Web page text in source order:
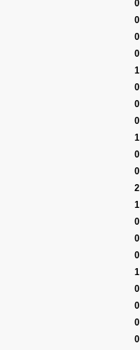
0
0
0
0
1
0
0
0
1
0
0
2
1
0
0
0
1
0
0
0
0